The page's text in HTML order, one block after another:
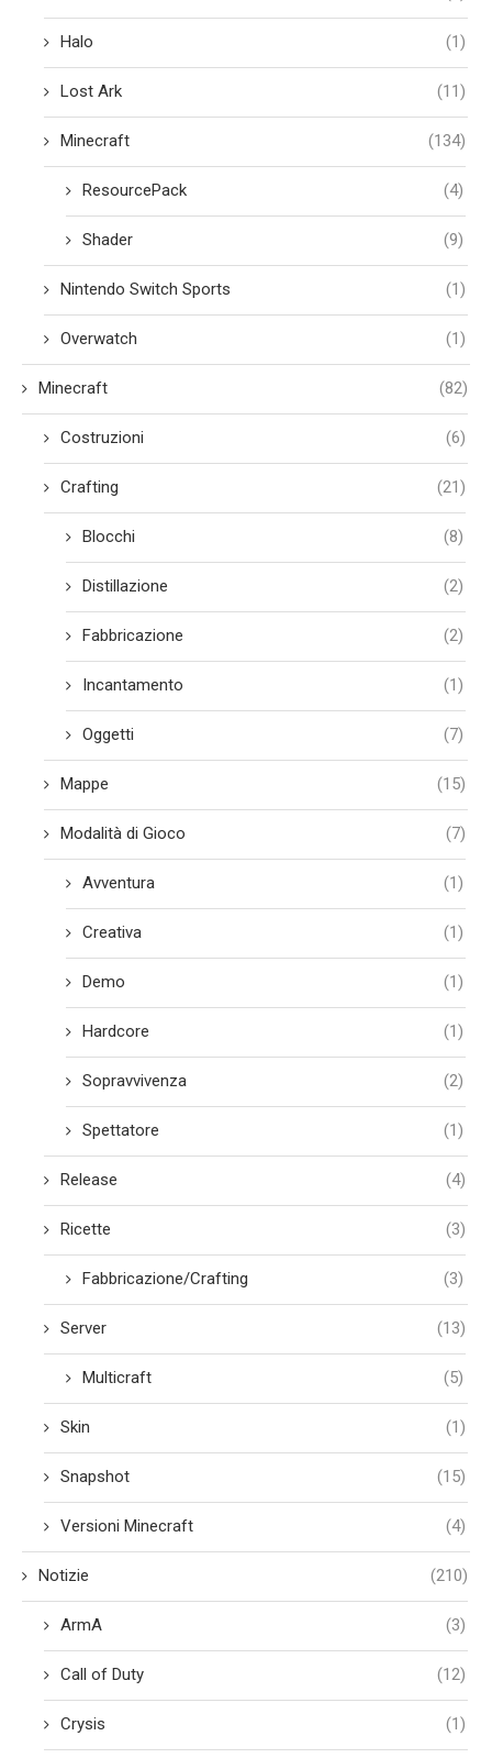
Halo (1)
Lost Ark (11)
Minecraft (134)
ResourcePack (4)
Shader (9)
Nintendo Switch Sports (1)
Overwatch (1)
Minecraft (82)
Costruzioni (6)
Crafting (21)
Blocchi (8)
Distillazione (2)
Fabbricazione (2)
Incantamento (1)
Oggetti (7)
Mappe (15)
Modalità di Gioco (7)
Avventura (1)
Creativa (1)
Demo (1)
Hardcore (1)
Sopravvivenza (2)
Spettatore (1)
Release (4)
Ricette (3)
Fabbricazione/Crafting (3)
Server (13)
Multicraft (5)
Skin (1)
Snapshot (15)
Versioni Minecraft (4)
Notizie (210)
ArmA (3)
Call of Duty (12)
Crysis (1)